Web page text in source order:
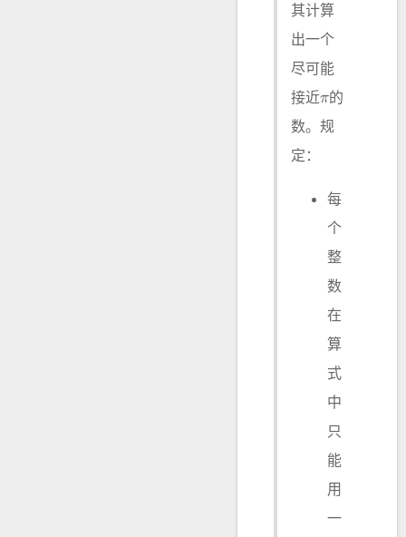
其计算
出一个
尽可能
接近 的
数。规
定：
每
个
整
数
在
算
式
中
只
能
用
一